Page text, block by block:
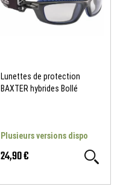
Lunettes de protection
BAXTER hybrides Bollé
Plusieurs versions dispo
24,90 €